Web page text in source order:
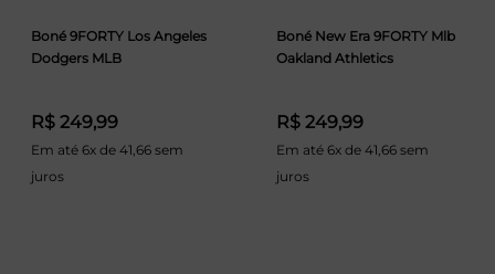
Boné 9FORTY Los Angeles
Dodgers MLB
R$ 249,99
Em até 6x de 41,66 sem
juros
Boné New Era 9FORTY Mlb
Oakland Athletics
R$ 249,99
Em até 6x de 41,66 sem
juros